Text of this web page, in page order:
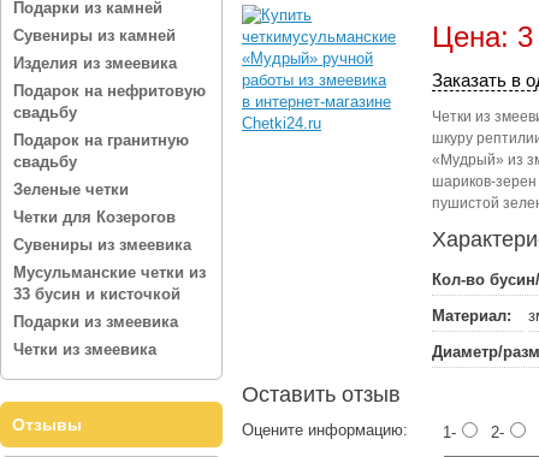
Подарки из камней
Сувениры из камней
Изделия из змеевика
Подарок на нефритовую
свадьбу
Подарок на гранитную
свадьбу
Зеленые четки
Четки для Козерогов
Сувениры из змеевика
Мусульманские четки из
33 бусин и кисточкой
Подарки из змеевика
Четки из змеевика
Отзывы
Цена: 3
Заказать в
Четки из
шкуру
«Мудрый» из
шариков-
пушистой
Кол-во
Материал:
Диаметр/
Оставить отзыв
Оцените информацию: 1- 2-